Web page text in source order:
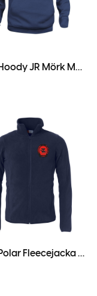
Basic Hoody JR Mörk Marin
Basic Polar Fleecejacka Mörk Marin